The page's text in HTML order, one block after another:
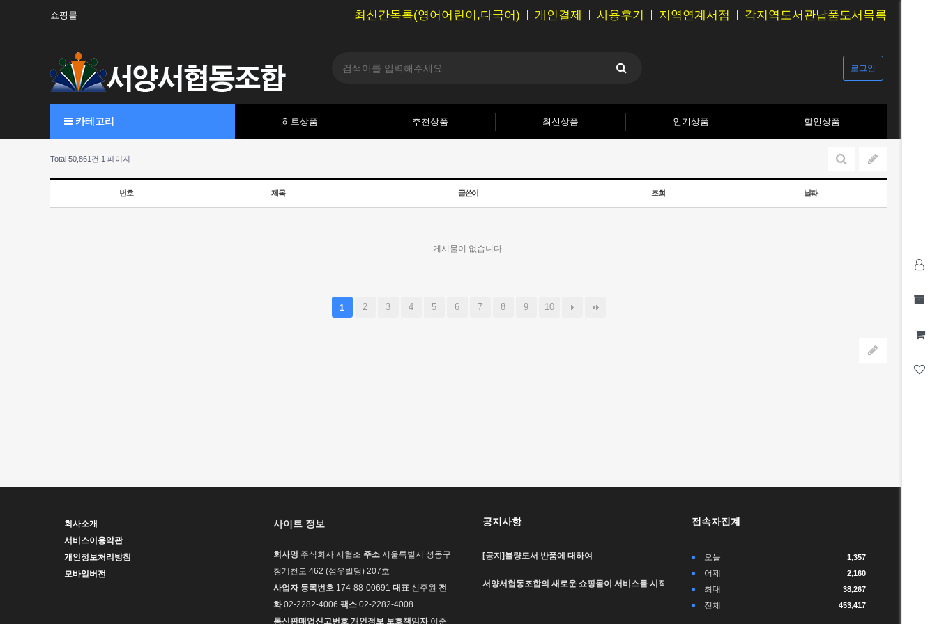
쇼핑몰 최신간목록(영어어린이,다국어) 개인결제 사용후기 지역연계서점 각지역도서관납품도서목록
로그인
카테고리 히트상품 추천상품 최신상품 인기상품 할인상품
Total 50,861건 1 페이지
번호 제목 글쓴이 조회 날짜
게시물이 없습니다.
1 2 3 4 5 6 7 8 9 10
회사소개
서비스이용약관
개인정보처리방침
모바일버전
사이트 정보
회사명 주식회사 서협조 주소 서울특별시 성동구
청계천로 462 (성우빌딩) 207호
사업자 등록번호 174-88-00691 대표 신주원 전
화02-2282-4006 팩스 02-2282-4008
통신판매업신고번호 개인정보 보호책임자이준
공지사항
[공지]불량도서 반품에 대하여
서양서협동조합의 새로운 쇼핑몰이 서비스를 시작합니다.
접속자집계
오늘 1,357
어제 2,160
최대 38,267
전체 453,417